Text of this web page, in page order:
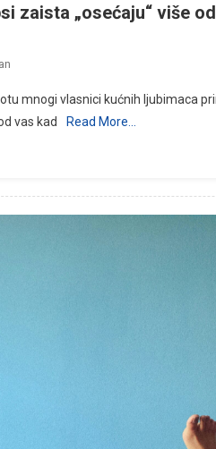
zaista „osećaju“ više
mnogi vlasnici kućnih ljubimaca
vas kad
Read More…